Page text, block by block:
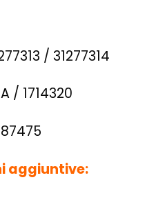
/ 31277314
/ 1714320
aggiuntive: